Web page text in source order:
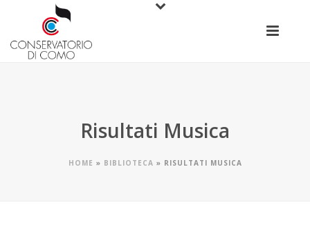
Risultati Musica
HOME » BIBLIOTECA » RISULTATI MUSICA